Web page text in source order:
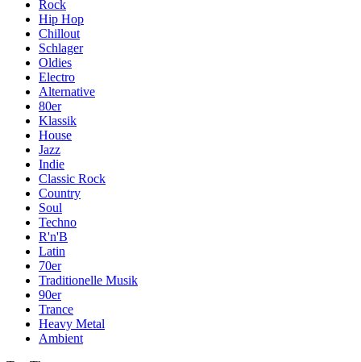
Rock
Hip Hop
Chillout
Schlager
Oldies
Electro
Alternative
80er
Klassik
House
Jazz
Indie
Classic Rock
Country
Soul
Techno
R'n'B
Latin
70er
Traditionelle Musik
90er
Trance
Heavy Metal
Ambient